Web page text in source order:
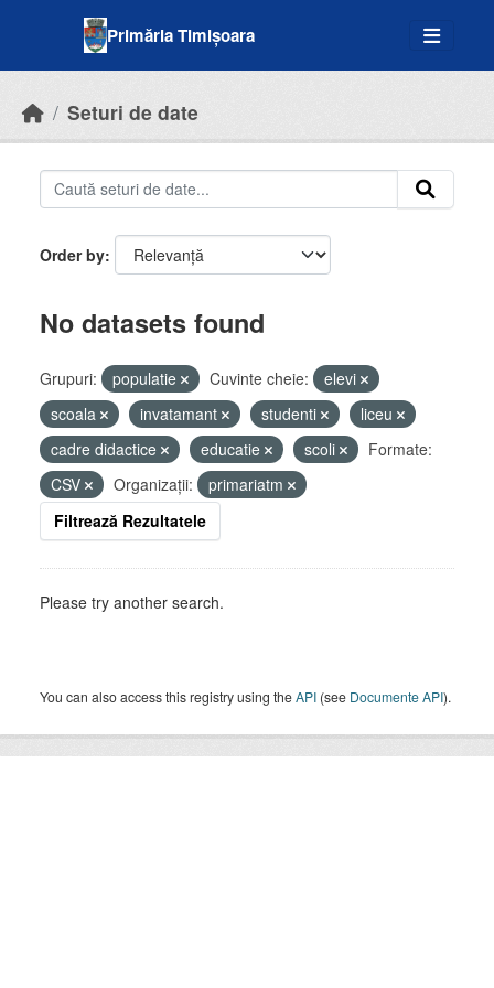
Primăria Timișoara
Seturi de date
Order by
No datasets found
Grupuri: populatie Cuvinte cheie:
elevi
scoala
invatamant studenti
liceu
cadre didactice
educatie scoli
Formate:
CSV
Organizații:
primariatm
Filtrează Rezultatele
Please try another search.
You can also access this registry using theAPI (see Documente API).